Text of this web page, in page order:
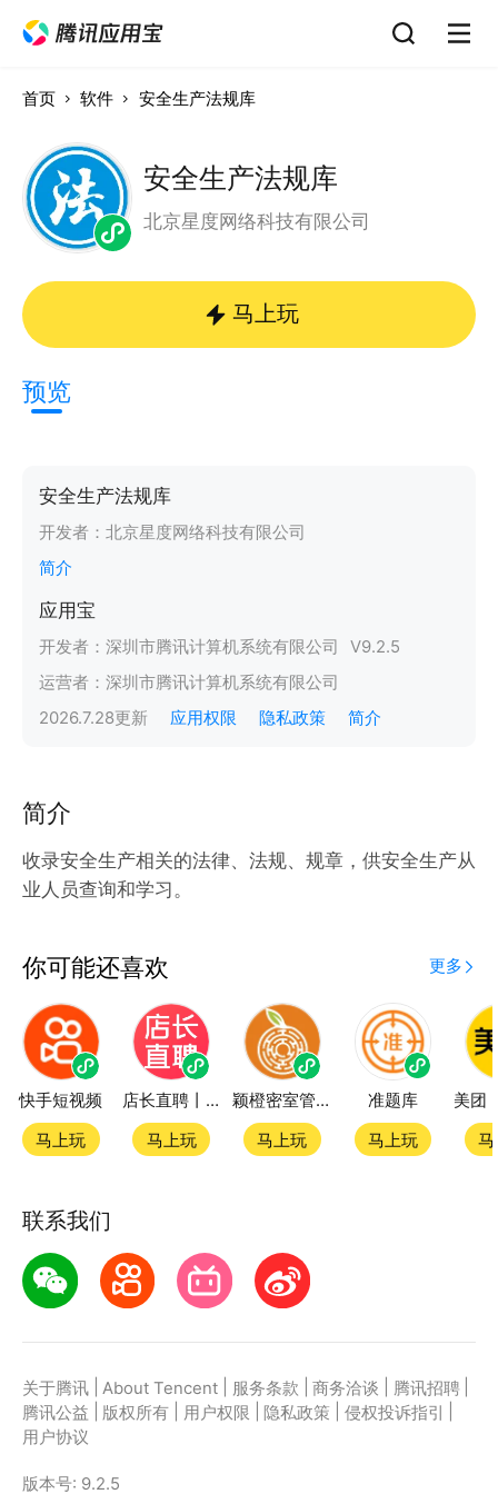
首页 软件 安全生产法规库
安全生产法规库
北京星度网络科技有限公司
马上玩
预览
安全生产法规库
开发者： 北京星度网络科技有限公司
简介
应用宝
开发者： 深圳市腾讯计算机系统有限公司 V9.2.5
运营者： 深圳市腾讯计算机系统有限公司
2026.7.28更新 应用权限 隐私政策 简介
简介
收录安全生产相关的法律、法规、规章，供安全生产从
业人员查询和学习。
你可能还喜欢 更多
快手短视频
马上玩
店长直聘丨求职招聘找工作
马上玩
颖橙密室管家SmartOrange
马上玩
准题库
马上玩
联系我们
关于腾讯 About Tencent 服务条款 商务洽谈 腾讯招聘
腾讯公益
版权所有 用户权限 隐私政策 侵权投诉指引
用户协议
版本号: 9.2.5